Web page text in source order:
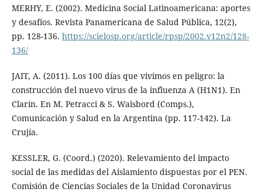
MERHY, E. (2002). Medicina Social Latinoamericana: aportes
y desafíos. Revista Panamericana de Salud Pública, 12(2),
pp. 128-136. https://scielosp.org/article/rpsp/2002.v12n2/128-
136/
JAIT, A. (2011). Los 100 días que vivimos en peligro: la
construcción del nuevo virus de la influenza A (H1N1). En
Clarín. En M. Petracci & S. Waisbord (Comps.),
Comunicación y Salud en la Argentina (pp. 117-142). La
Crujía.
KESSLER, G. (Coord.) (2020). Relevamiento del impacto
social de las medidas del Aislamiento dispuestas por el PEN.
Comisión de Ciencias Sociales de la Unidad Coronavirus